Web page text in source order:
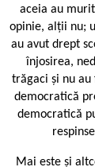
aceia au
opinie, alții nu;
au avut drept
înjosirea,
trăgaci și nu au
democratică
democratică
Mai este și